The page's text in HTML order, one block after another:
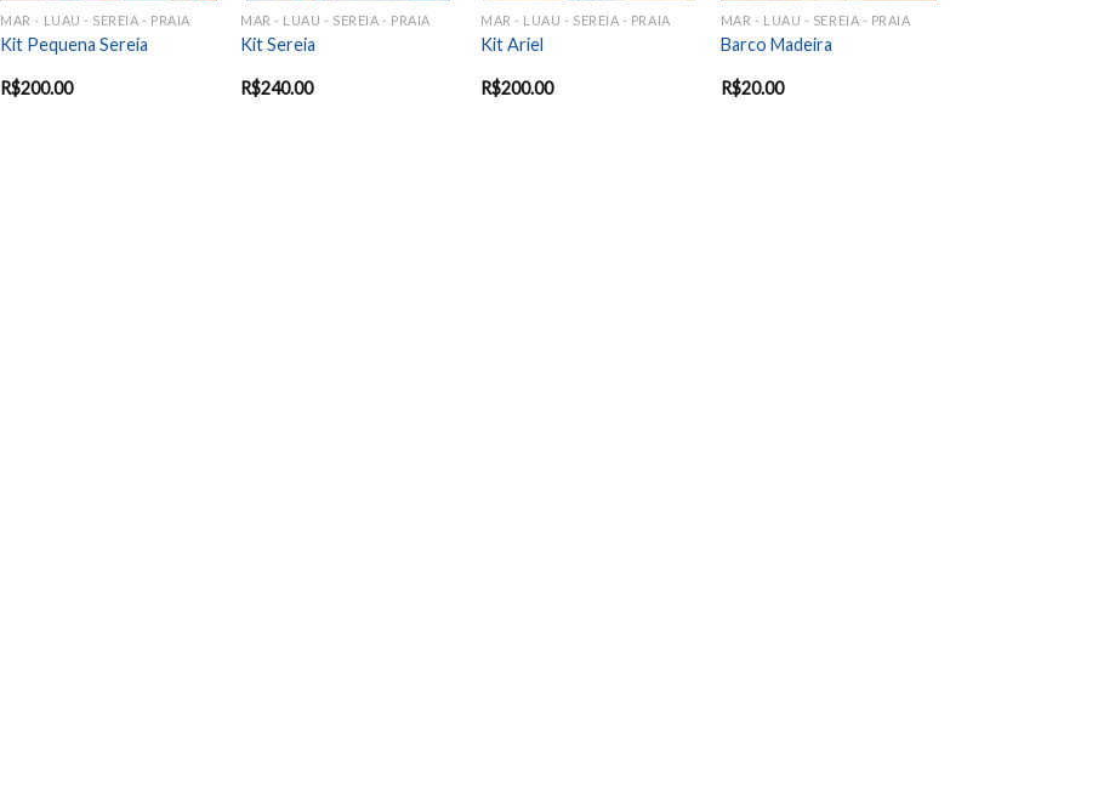
MAR - LUAU - SEREIA - PRAIA
Kit Pequena Sereia
R$200.00
MAR - LUAU - SEREIA - PRAIA
Kit Sereia
R$240.00
MAR - LUAU - SEREIA - PRAIA
Kit Ariel
R$200.00
MAR - LUAU - SEREIA - PRAIA
Barco Madeira
R$20.00